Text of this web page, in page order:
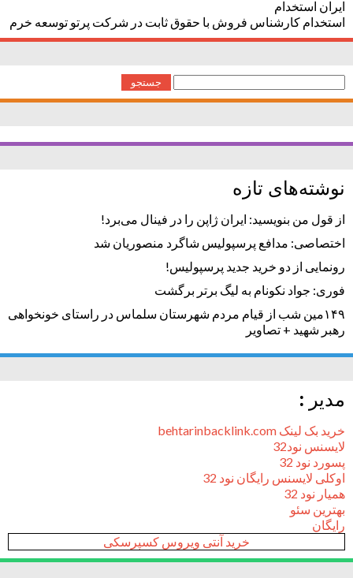
ایران استخدام
استخدام کارشناس فروش با حقوق ثابت در شرکت پرتو توسعه خرم
جستجو
برای:
نوشته‌های تازه
از قول من بنویسید: ایران ژاپن را در فینال می‌برد!
اختصاصی: مدافع پرسپولیس شاگرد منصوریان شد
رونمایی از دو خرید جدید پرسپولیس!
فوری: جواد نکونام به لیگ برتر برگشت
۱۴۹مین شب از قیام مردم شهرستان سلماس در راستای خونخواهی
رهبر شهید + تصاویر
مدیر :
خرید بک لینک behtarinbacklink.com
لایسنس نود32
پسورد نود 32
اوکلی لایسنس رایگان نود 32
همیار نود 32
بهترین سئو
رایگان
خرید آنتی ویروس کسپرسکی